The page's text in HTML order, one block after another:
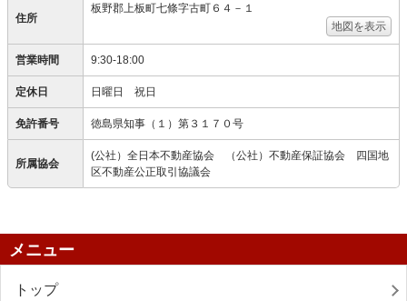
住所
板野郡上板町七條字古町６４－１
地図を表示
営業時間 9:30-18:00
定休日 日曜日 祝日
免許番号 徳島県知事（１）第３１７０号
所属協会
(公社）全日本不動産協会 （公社）不動産保証協会 四国地
区不動産公正取引協議会
メニュー
トップ